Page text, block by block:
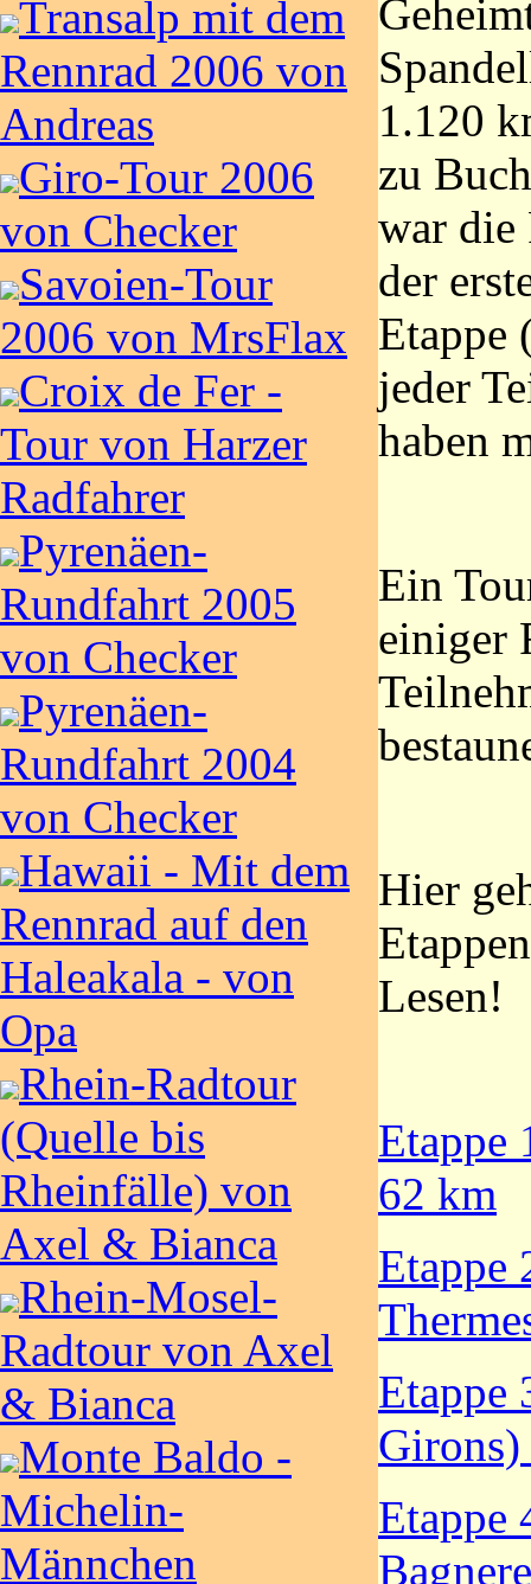
Transalp mit dem
Rennrad 2006 von
Andreas
Giro-Tour 2006
von Checker
Savoien-Tour
2006 von MrsFlax
Croix de Fer -
Tour von Harzer
Radfahrer
Pyrenäen-
Rundfahrt 2005
von Checker
Pyrenäen-
Rundfahrt 2004
von Checker
Hawaii - Mit dem
Rennrad auf den
Haleakala - von
Opa
Rhein-Radtour
(Quelle bis
Rheinfälle) von
Axel & Bianca
Rhein-Mosel-
Radtour von Axel
& Bianca
Monte Baldo -
Michelin-
Männchen
1.120
zu
war die
der
Etappe
jeder
haben
Ein
einiger
Hier
Lesen!
Etappe
62 km
Etappe
Etappe
Etappe